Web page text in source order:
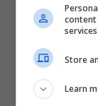
content
Store
Learn